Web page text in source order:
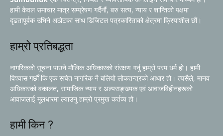
हामी केवल समाचार मात्र सम्प्रेषण गर्दैनौं, बरु सत्य, न्याय र शान्तिको पक्षमा
दृढतापूर्वक उभिने अठोटका साथ डिजिटल पत्रकारिताको क्षेत्रमा क्रियाशील छौं।
हाम्रो प्रतिबद्धता
नागरिकको सूचना पाउने मौलिक अधिकारको संरक्षण गर्नु हाम्रो परम धर्म हो। हामी
विश्वास गर्छौं कि एक सचेत नागरिक नै बलियो लोकतन्त्रको आधार हो। त्यसैले, मानव
अधिकारको वकालत, सामाजिक न्याय र अल्पसङ्ख्यक एवं आवाजविहीनहरूको
आवाजलाई मूलधारमा ल्याउनु हाम्रो प्रमुख कर्तव्य हो।
हामी किन ?